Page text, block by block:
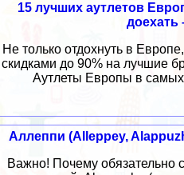
15 лучших аутлетов
доехать
Не только отдохнуть в
скидками до 90% на лучшие
Аутлеты Европы в
Аллеппи (Alleppey,
Важно! Почему обязательно